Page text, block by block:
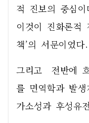
적 진보의 중심
이것이 진화론적
책’의 서문이었다.
그리고  전반에
를 면역학과 발
가소성과 후성유